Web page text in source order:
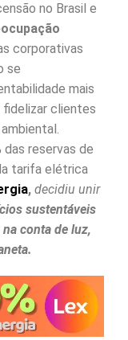
no Brasil e
corporativas
se
mais
fidelizar clientes
das reservas de
tarifa elétrica
, decidiu unir
sustentáveis
conta de luz,